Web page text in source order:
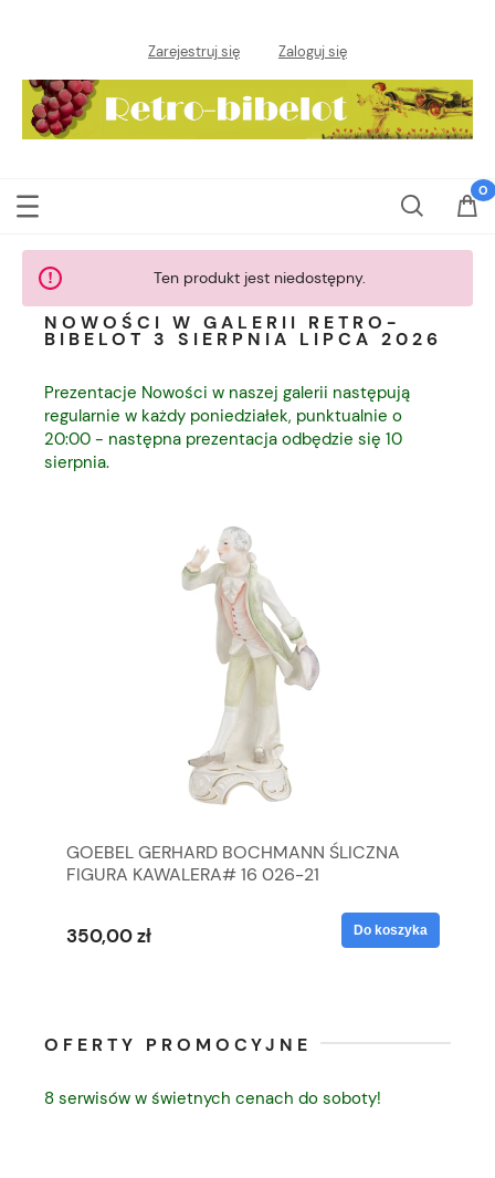
Zarejestruj się Zaloguj się
Ten produkt jest niedostępny.
NOWOŚCI W GALERII RETRO-
BIBELOT 3 SIERPNIA LIPCA 2026
Prezentacje Nowości w naszej galerii następują
regularnie w każdy poniedziałek, punktualnie o
20:00 - następna prezentacja odbędzie się 10
sierpnia.
GOEBEL GERHARD BOCHMANN ŚLICZNA
FIGURA KAWALERA# 16 026-21
350,00 zł Do koszyka
OFERTY PROMOCYJNE
8 serwisów w świetnych cenach do soboty!